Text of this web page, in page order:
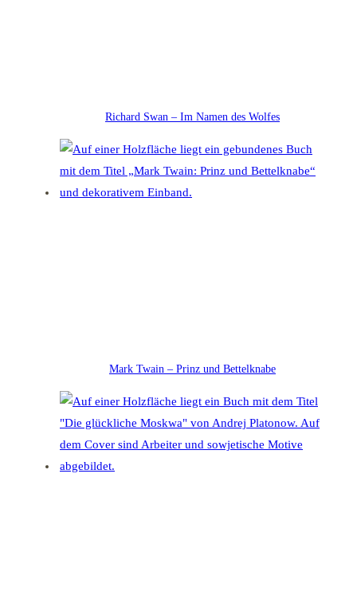
Richard Swan – Im Namen des Wolfes
Mark Twain – Prinz und Bettelknabe